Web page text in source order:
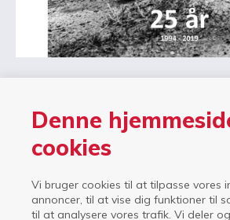
Denne
cookies
Vi bruger cookies til at tilpasse vores
annoncer, til at vise dig funktioner til
til at analysere vores trafik. Vi deler
D. 9. januar 2019 havde ISI 25 år
I den forbindelse blev der udgivet en
aktiviteter på ISI gennem årene.